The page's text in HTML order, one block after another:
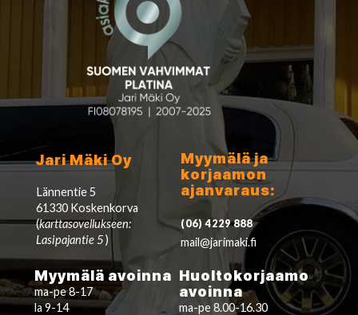
Jari Mäki Oy
Lännentie 5
61330 Koskenkorva
(karttasovellukseen:
Lasipajantie 5)
Myymälä ja
korjaamon
ajanvaraus:
(06) 4229 888
mail@jarimaki.fi
Myymälä avoinna
ma-pe 8-17
la 9-14
Huoltokorjaamo
avoinna
ma-pe 8.00-16.30